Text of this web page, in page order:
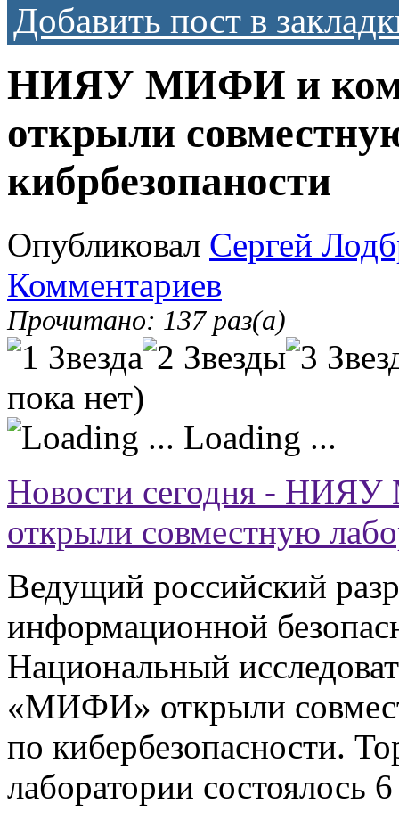
Добавить пост в
НИЯУ МИФИ и
открыли
кибрбезопаности
Опубликовал Сергей
Комментариев
Прочитано: 137 раз(а)
пока нет)
Loading ...
Новости сегодня -
открыли совместную
Ведущий российский
информационной
Национальный
«МИФИ» открыли
по кибербезопасности.
лаборатории состоялось